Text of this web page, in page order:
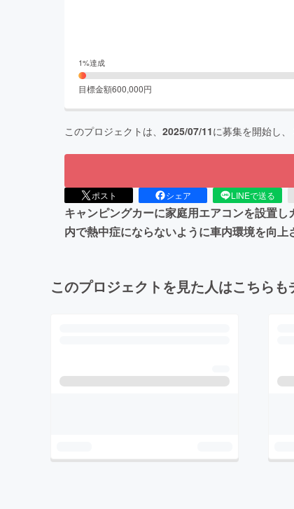
1%達成
目標金額600,000円
このプロジェクトは、 2025/07/11に募集を開始し、
ポスト シェア LINEで送る
キャンピングカーに家庭用エアコンを設置
内で熱中症にならないように車内環境を向上
このプロジェクトを見た人はこちら